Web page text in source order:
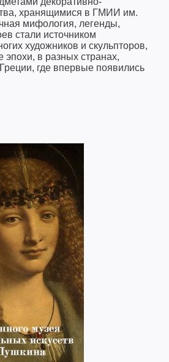
хранящимися в ГМИИ им.
мифология, легенды,
стали источником
художников и скульпторов,
в разных странах,
где впервые появились